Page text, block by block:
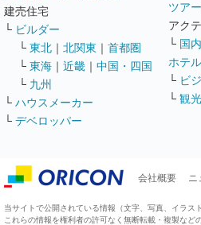
建売住宅
└ ビルダー
└ 東北 ｜ 北関東 ｜ 首都圏
└ 東海 ｜ 近畿 ｜ 中国・四国
└ 九州
└ ハウスメーカー
└ デベロッパー
ツア
アク
└ 国内
ホテル
└ ビ
└ 観
会社概要 ニ
当サイトで公開されている情報（文字、写真、イラス
これらの情報を権利者の許可なく無断転載・複製など